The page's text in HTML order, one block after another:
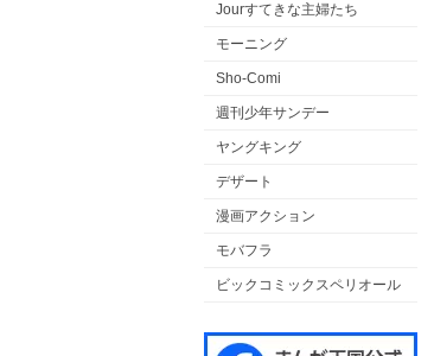
Jourすてきな主婦たち
モーニング
Sho-Comi
週刊少年サンデー
ヤングキング
デザート
漫画アクション
モバフラ
ビックコミックスペリオール